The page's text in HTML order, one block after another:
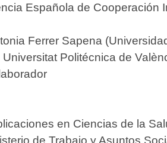
Española de Cooperación
Ferrer Sapena
Universitat Politécnica de
en Ciencias de la
de Trabajo y Asuntos